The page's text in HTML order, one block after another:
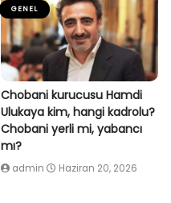
GENEL
Chobani kurucusu Hamdi
Ulukaya kim, hangi kadrolu?
Chobani yerli mi, yabancı
mı?
admin Haziran 20, 2026